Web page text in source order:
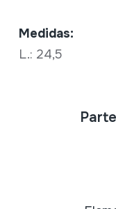
Medidas:
L.: 24,5